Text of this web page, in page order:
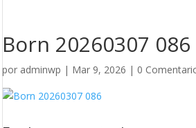
Born 20260307 086
por adminwp | Mar 9, 2026 | 0